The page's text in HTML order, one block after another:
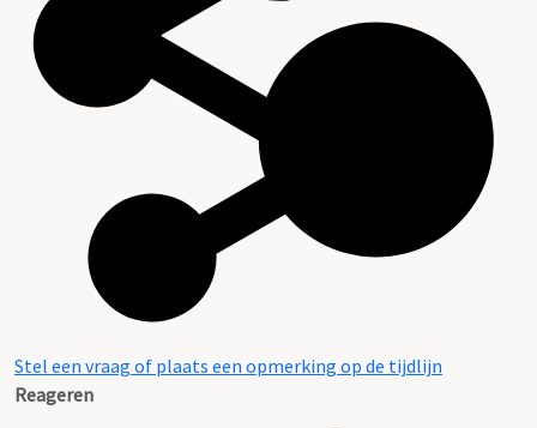
Stel een vraag of plaats een opmerking op de tijdlijn
Reageren